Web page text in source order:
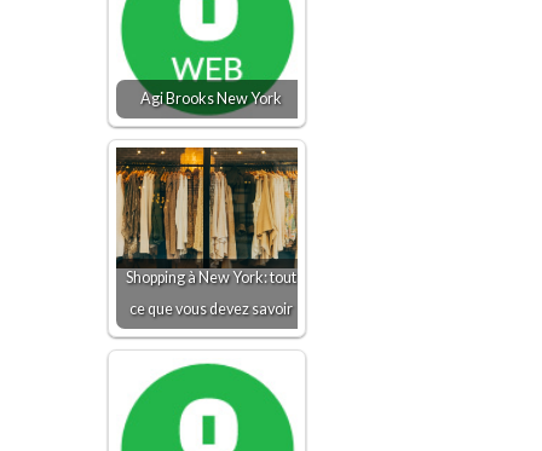
Agi Brooks New York
Shopping à New York: tout
ce que vous devez savoir